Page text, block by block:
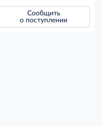
Сообщить
о поступлении